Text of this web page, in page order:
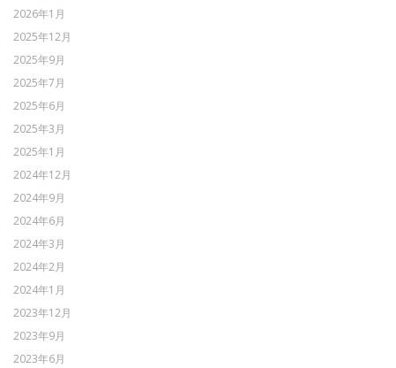
2026年1月
2025年12月
2025年9月
2025年7月
2025年6月
2025年3月
2025年1月
2024年12月
2024年9月
2024年6月
2024年3月
2024年2月
2024年1月
2023年12月
2023年9月
2023年6月